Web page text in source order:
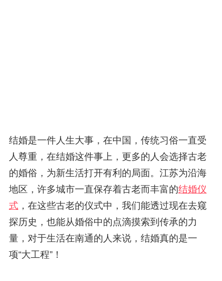
结婚是一件人生大事，在中国，传统习俗一直受
人尊重，在结婚这件事上，更多的人会选择古老
的婚俗，为新生活打开有利的局面。江苏为沿海
地区，许多城市一直保存着古老而丰富的结婚仪
式，在这些古老的仪式中，我们能透过现在去窥
探历史，也能从婚俗中的点滴摸索到传承的力
量，对于生活在南通的人来说，结婚真的是一
项“大工程”！